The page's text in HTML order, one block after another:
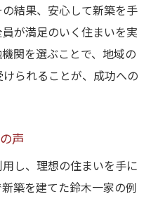
結果、安心して新築を手
が満足のいく住まいを実
関を選ぶことで、地域の
られることが、成功への
声
し、理想の住まいを手に
築を建てた鈴木一家の例